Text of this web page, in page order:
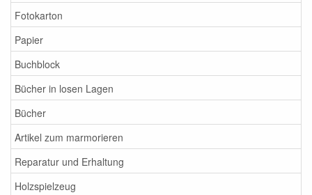
Fotokarton
Papier
Buchblock
Bücher in losen Lagen
Bücher
Artikel zum marmorieren
Reparatur und Erhaltung
Holzspielzeug